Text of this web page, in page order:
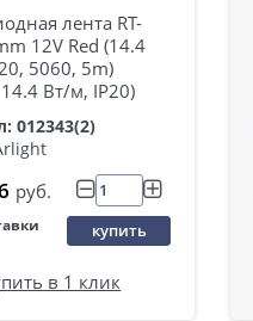
лента RT-
12V Red (14.4
5060, 5m)
Вт/м, IP20)
012343(2)
руб.
купить
в 1 клик